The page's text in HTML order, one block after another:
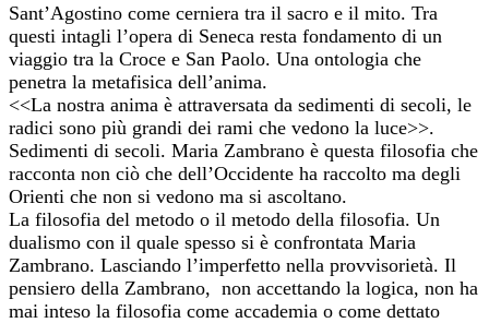
Sant’Agostino come cerniera tra il sacro e il mito. Tra
questi intagli l’opera di Seneca resta fondamento di un
viaggio tra la Croce e San Paolo. Una ontologia che
penetra la metafisica dell’anima.
<<La nostra anima è attraversata da sedimenti di secoli, le
radici sono più grandi dei rami che vedono la luce>>.
Sedimenti di secoli. Maria Zambrano è questa filosofia che
racconta non ciò che dell’Occidente ha raccolto ma degli
Orienti che non si vedono ma si ascoltano.
La filosofia del metodo o il metodo della filosofia. Un
dualismo con il quale spesso si è confrontata Maria
Zambrano. Lasciando l’imperfetto nella provvisorietà. Il
pensiero della Zambrano, non accettando la logica, non ha
mai inteso la filosofia come accademia o come dettato